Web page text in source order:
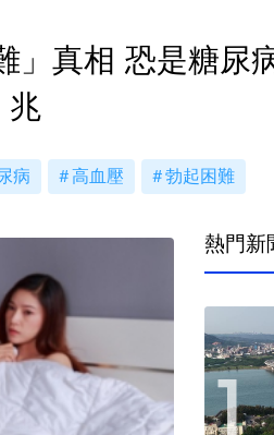
」真相 恐是糖尿
兆
病 高血壓 勃起困難
熱門新